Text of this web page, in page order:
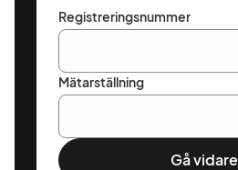
Registreringsnummer
Mätarställning
Gå vidare